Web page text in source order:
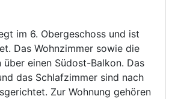
im 6. Obergeschoss und ist
Das Wohnzimmer sowie die
über einen Südost-Balkon. Das
das Schlafzimmer sind nach
Zur Wohnung gehören